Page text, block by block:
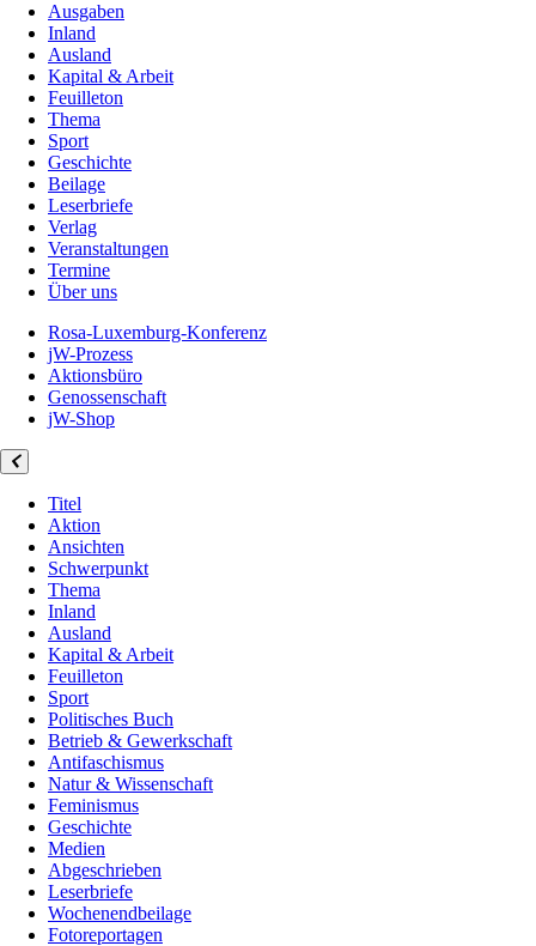
Ausgaben
Inland
Ausland
Kapital & Arbeit
Feuilleton
Thema
Sport
Geschichte
Beilage
Leserbriefe
Verlag
Veranstaltungen
Termine
Über uns
Rosa-Luxemburg-Konferenz
jW-Prozess
Aktionsbüro
Genossenschaft
jW-Shop
Titel
Aktion
Ansichten
Schwerpunkt
Thema
Inland
Ausland
Kapital & Arbeit
Feuilleton
Sport
Politisches Buch
Betrieb & Gewerkschaft
Antifaschismus
Natur & Wissenschaft
Feminismus
Geschichte
Medien
Abgeschrieben
Leserbriefe
Wochenendbeilage
Fotoreportagen